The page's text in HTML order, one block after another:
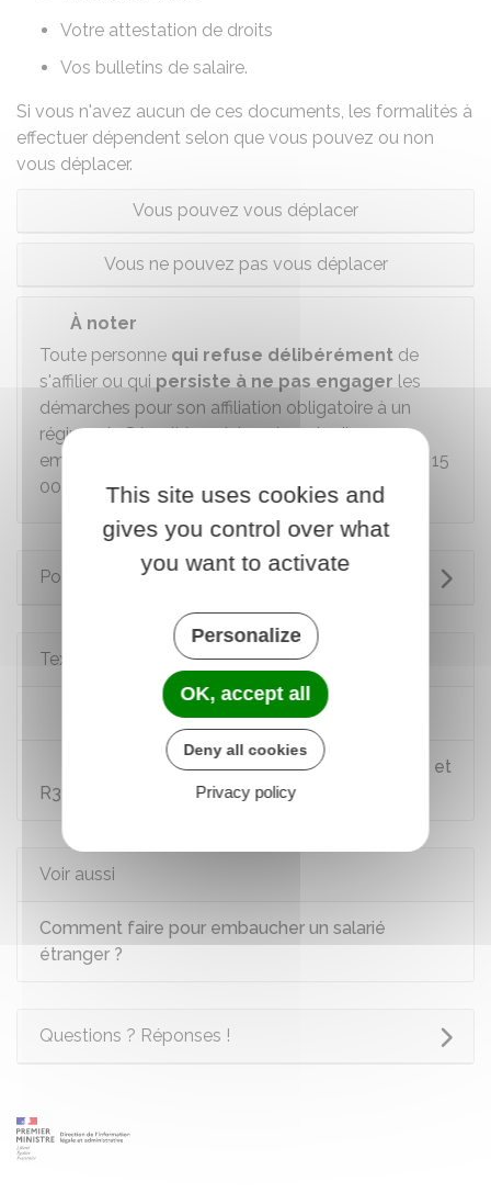
Votre attestation de droits
Vos bulletins de salaire.
Si vous n'avez aucun de ces documents, les formalités à
effectuer dépendent selon que vous pouvez ou non
vous déplacer.
Vous pouvez vous déplacer
Vous ne pouvez pas vous déplacer
À noter
Toute personne qui refuse délibérément de
s'affilier ou qui persiste à ne pas engager les
démarches pour son affiliation obligatoire à un
régime de Sécurité sociale est punie d'un
emprisonnement de 6 mois et d'une amende de 15
000 €
(ou seulement de l'une de ces peines).
Pour en savoir plus
Textes de référence
Code du travail : article R161-2
Code de la sécurité sociale : articles R312-1 et
R312-5
Voir aussi
Comment faire pour embaucher un salarié
étranger ?
Questions ? Réponses !
This site uses cookies and
gives you control over what
you want to activate
Personalize
OK, accept all
Deny all cookies
Privacy policy